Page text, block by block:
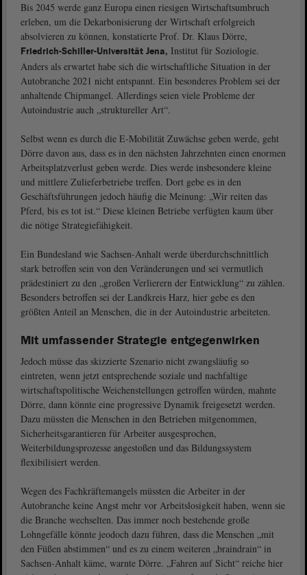
Bis 2045 werde ganz Europa einen riesigen Wirtschaftsumbruch
erleben, um die Dekarbonisierung der Wirtschaft erfolgreich
absolvieren zu können, konstatierte Prof. Dr. Klaus Dörre,
Friedrich-Schiller-Universität Jena, Institut für Soziologie.
Anders als erwartet habe sich die wirtschaftliche Situation in der
Autobranche 2021 nicht entspannt. Ein besonderes Problem sei der
anhaltende Chipmangel. Allerdings seien viele Probleme der
Autoindustrie auch „struktureller Art“.
Selbst wenn es durch die E-Mobilität Zuwächse geben werde, geht
Dörre davon aus, dass es in den nächsten Jahrzehnten einen enormen
Arbeitsplatzverlust geben werde. Dies werde insbesondere kleine
und mittlere Zulieferbetriebe treffen. Dort gebe es in den
Geschäftsführungen jedoch häufig die Meinung: „Wir reiten das
Pferd, bis es tot ist.“ Diese kleinen Betriebe verfügten kaum über
die nötige Strategiefähigkeit.
Ein Bundesland wie Sachsen-Anhalt werde überdurchschnittlich
stark betroffen sein von den Veränderungen und sei vermutlich
prädestiniert zu den „großen Verlierern der Entwicklung“ zu zählen.
Besonders betroffen sei der Landkreis Harz, hier gebe es den
größten Anteil an Menschen, die in der Autoindustrie arbeiteten.
Mit umfassender Strategie entgegenwirken
Jedoch müsse das skizzierte Szenario nicht zwangsläufig so
eintreten, wenn jetzt entsprechende soziale und nachfaltige
wirtschaftspolitische Weichenstellungen getroffen würden, mahnte
Dörre, dann könnte eine progressive Dynamik freigesetzt werden.
Dazu müssten die Menschen in den Betrieben mitgenommen,
Sicherheitsgarantieren für Arbeiter ausgesprochen,
Weiterbildungsprozesse angestoßen und das Bildungssystem
flexibilisiert werden.
Wegen des Fachkräftemangels müssten die Arbeiter in der
Autobranche keine Angst mehr vor Arbeitslosigkeit haben, wenn sie
die Branche wechselten. Das immer noch bestehende große
Lohngefälle könnte jeodoch dazu führen, dass die Menschen „mit
den Füßen abstimmen“ und es zu einem weiteren „braindrain“ in
Sachsen-Anhalt käme, warnte Dörre. „Fahren auf Sicht“ reiche hier